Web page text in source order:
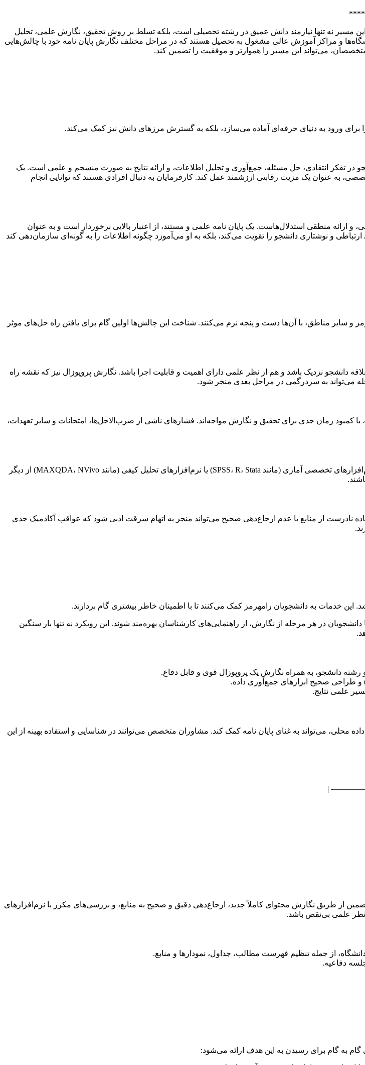
مسیر نه تنها نیازمند دانش عمیق در رشته تحصیلی است، بلکه تسلط بر روش تحقیق، نگارش علمی، تحلیل
و مراکز آموزش عالی مشغول به تحصیل هستند که در مراحل مختلف نگارش پایان نامه خود با چالش‌هایی
می‌تواند این مسیر را هموارتر و موفقیت را تضمین کند.
برای ورود به دنیای حرفه‌ای آماده می‌سازد، بلکه به گسترش مرزهای دانش نیز کمک می‌کند.
در تفکر انتقادی، حل مسئله، جمع‌آوری و تحلیل اطلاعات، و ارائه نتایج به صورت منسجم و علمی است. یک
به عنوان یک مزیت رقابتی ارزشمند عمل کند. کارفرمایان به دنبال افرادی هستند که توانایی انجام
منطقی استدلال‌هاست. یک پایان نامه علمی و مستند، از اعتبار بالایی برخوردار است و به عنوان
و نوشتاری دانشجو را تقویت می‌کند، بلکه به او می‌آموزد چگونه اطلاعات را به گونه‌ای سازمان‌دهی کند
سایر مناطق، با آن‌ها دست و پنجه نرم می‌کنند. شناخت این چالش‌ها اولین گام برای یافتن راه حل‌های موثر
دانشجو نزدیک باشد و هم از نظر علمی دارای اهمیت و قابلیت اجرا باشد. نگارش پروپوزال نیز که نقشه راه
می‌تواند به سردرگمی در مراحل بعدی منجر شود.
کمبود زمان جدی برای تحقیق و نگارش مواجه‌اند. فشارهای ناشی از ضرب‌الاجل‌ها، امتحانات و سایر تعهدات،
تسلط بر روش‌های تحقیق کمی و کیفی، انتخاب ابزار مناسب جمع‌آوری داده، و تحلیل آن‌ها با نرم‌افزارهای تخصصی آماری (مانند SPSS، R، Stata) یا نرم‌افزارهای تحلیل کیفی (مانند MAXQDA، NVivo) از دیگر
نادرست از منابع یا عدم ارجاع‌دهی صحیح می‌تواند منجر به اتهام سرقت ادبی شود که عواقب آکادمیک جدی
خدمات به دانشجویان رامهرمز کمک می‌کنند تا با اطمینان خاطر بیشتری گام بردارند.
در هر مرحله از نگارش، از راهنمایی‌های کارشناسان بهره‌مند شوند. این رویکرد نه تنها بار سنگین
دانشجو، به همراه نگارش یک پروپوزال قوی و قابل دفاع.
طراحی صحیح ابزارهای جمع‌آوری داده.
علمی نتایج.
محلی، می‌تواند به غنای پایان نامه کمک کند. مشاوران متخصص می‌توانند در شناسایی و استفاده بهینه از این
|
طریق نگارش محتوای کاملاً جدید، ارجاع‌دهی دقیق و صحیح به منابع، و بررسی‌های مکرر با نرم‌افزارهای
علمی بی‌نقص باشد.
از جمله تنظیم فهرست مطالب، جداول، نمودارها و منابع.
دفاعیه.
گام به گام برای رسیدن به این هدف ارائه می‌شود: